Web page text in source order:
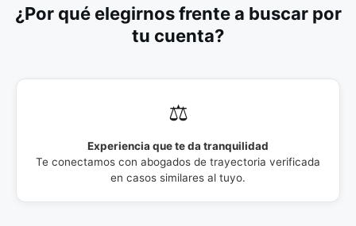
¿Por qué elegirnos frente a buscar por
tu cuenta?
⚖️
Experiencia que te da tranquilidad
Te conectamos con abogados de trayectoria verificada
en casos similares al tuyo.